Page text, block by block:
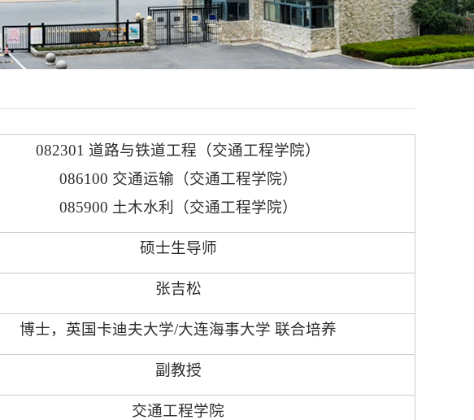
082301 道路与铁道工程（交通工程学院）
086100 交通运输（交通工程学院）
085900 土木水利（交通工程学院）
硕士生导师
张吉松
博士，英国卡迪夫大学/大连海事大学 联合培养
副教授
交通工程学院